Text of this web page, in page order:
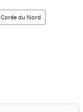
Corée du Nord